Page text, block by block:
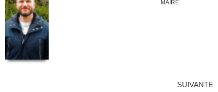
MAIRE
SUIVANTE